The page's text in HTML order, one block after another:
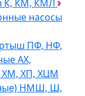
К, КМ, КМЛ
насосы
ПФ, НФ,
АХ,
ХМ, ХП, ХЦМ
НМШ, Ш,